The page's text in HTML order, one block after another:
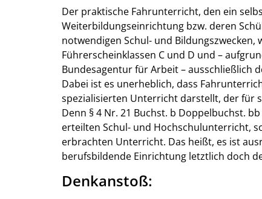
Der praktische Fahrunterricht, den ein
Weiterbildungseinrichtung bzw. deren
notwendigen Schul- und
Führerscheinklassen C und D und –
Bundesagentur für Arbeit – ausschließlich
Dabei ist es unerheblich, dass
spezialisierten Unterricht darstellt, der für
Denn § 4 Nr. 21 Buchst. b Doppelbuchst.
erteilten Schul- und Hochschulunterricht,
erbrachten Unterricht. Das heißt, es ist
berufsbildende Einrichtung letztlich doch
Denkanstoß: